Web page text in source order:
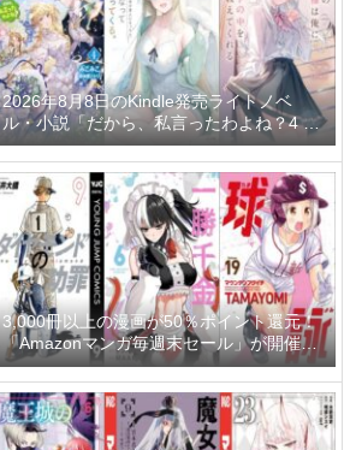
2026年8月8日のKindle発売ライトノベ
ル・小説「だから、私言ったわよね？4 ～
没落令嬢の案外楽しい領地改革～」「学園
一かわいい後輩の命の恩人になったら、通
い妻になって関係を迫ってくる。 2巻」
「隣の席の聖女様は俺にこっそりスカート
の中を教えてくれる」など
3,000冊以上の漫画が50％ポイント還元！
「Amazonマンガ毎週末セール」が開催
中、終了予定日は8月9日！